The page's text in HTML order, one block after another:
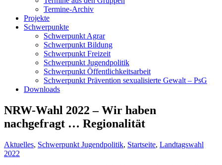
Termine-Archiv
Projekte
Schwerpunkte
Schwerpunkt Agrar
Schwerpunkt Bildung
Schwerpunkt Freizeit
Schwerpunkt Jugendpolitik
Schwerpunkt Öffentlichkeitsarbeit
Schwerpunkt Prävention sexualisierte Gewalt – PsG
Downloads
NRW-Wahl 2022 – Wir haben
nachgefragt … Regionalität
Aktuelles, Schwerpunkt Jugendpolitik, Startseite, Landtagswahl
2022